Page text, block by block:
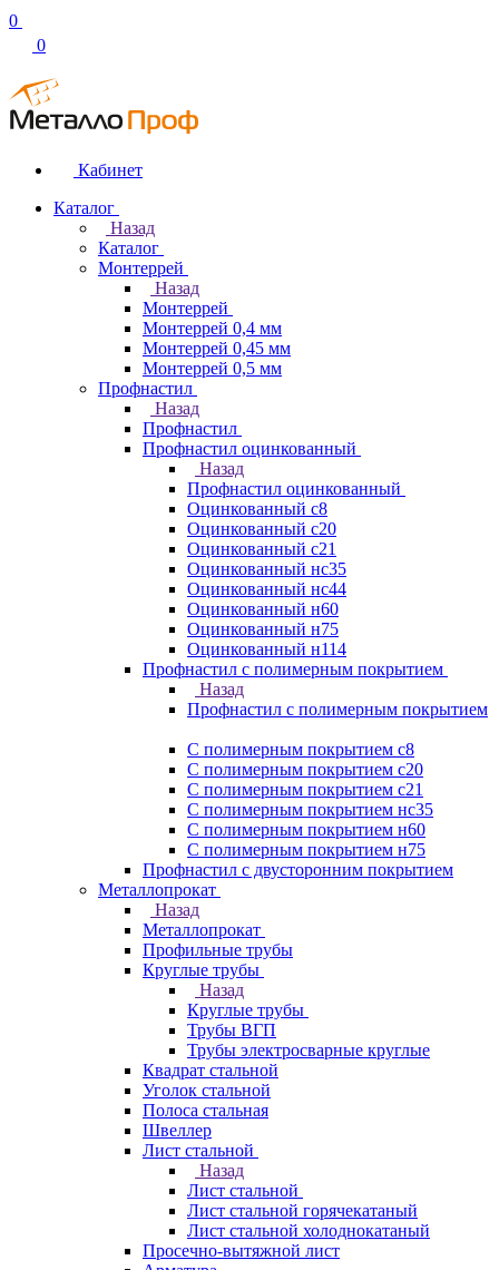
0
0
Кабинет
Каталог
Назад
Каталог
Монтеррей
Назад
Монтеррей
Монтеррей 0,4 мм
Монтеррей 0,45 мм
Монтеррей 0,5 мм
Профнастил
Назад
Профнастил
Профнастил оцинкованный
Назад
Профнастил оцинкованный
Оцинкованный с8
Оцинкованный с20
Оцинкованный с21
Оцинкованный нс35
Оцинкованный нс44
Оцинкованный н60
Оцинкованный н75
Оцинкованный н114
Профнастил с полимерным покрытием
Назад
Профнастил с полимерным покрытием
С полимерным покрытием с8
С полимерным покрытием с20
С полимерным покрытием с21
С полимерным покрытием нс35
С полимерным покрытием н60
С полимерным покрытием н75
Профнастил с двусторонним покрытием
Металлопрокат
Назад
Металлопрокат
Профильные трубы
Круглые трубы
Назад
Круглые трубы
Трубы ВГП
Трубы электросварные круглые
Квадрат стальной
Уголок стальной
Полоса стальная
Швеллер
Лист стальной
Назад
Лист стальной
Лист стальной горячекатаный
Лист стальной холоднокатаный
Просечно-вытяжной лист